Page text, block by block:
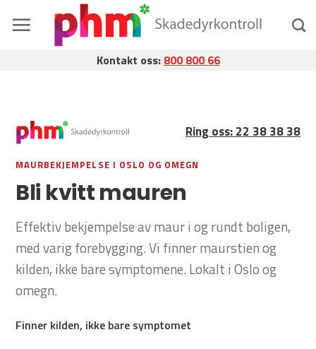
Kontakt oss: 800 800 66
Ring oss: 22 38 38 38
MAURBEKJEMPELSE I OSLO OG OMEGN
Bli kvitt mauren
Effektiv bekjempelse av maur i og rundt boligen,
med varig forebygging. Vi finner maurstien og
kilden, ikke bare symptomene. Lokalt i Oslo og
omegn.
Finner kilden, ikke bare symptomet